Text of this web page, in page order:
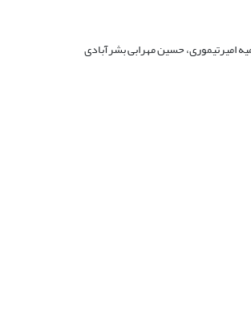
امیرتیموری، حسین مهرابی بشرآبادی